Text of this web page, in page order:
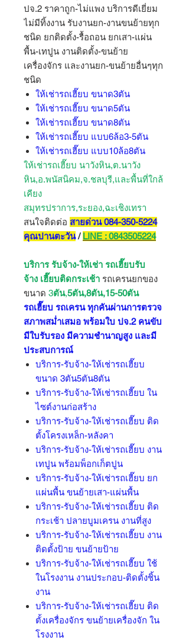
ปจ.2 ราคาถูก-ไม่แพง บริการดีเยี่ยม
ไม่มีทิ้งงาน รับงานยก-งานขนย้ายทุก
ชนิด ยกติดตั้ง-รื้อถอน ยกเสา-แผ่น
พื้น-เทปูน งานติดตั้ง-ขนย้าย
เครื่องจักร และงานยก-ขนย้ายอื่นๆทุก
ชนิด
ให้เช่ารถเฮี๊ยบ ขนาด3ตัน
ให้เช่ารถเฮี๊ยบ ขนาด5ตัน
ให้เช่ารถเฮี๊ยบ ขนาด8ตัน
ให้เช่ารถเฮี๊ยบ แบบ6ล้อ3-5ตัน
ให้เช่ารถเฮี๊ยบ แบบ10ล้อ8ตัน
ให้เช่ารถเฮี๊ยบ นาวังหิน,ต.นาวัง
หิน,อ.พนัสนิคม,จ.ชลบุรี,และพื้นที่ใกล้
เคียง
สมุทรปราการ,ระยอง,ฉะเชิงเทรา
สนใจติดต่อ สายด่วน 084-350-5224
คุณปานตะวัน/ LINE : 0843505224
บริการ รับจ้าง-ให้เช่า รถเฮี๊ยบรับ
จ้าง เฮี๊ยบติดกระเช้า รถเครนยกของ
ขนาด 3ตัน,5ตัน,8ตัน,15-50ตัน
รถเฮี๊ยบ รถเครน ทุกคันผ่านการตรวจ
สภาพสม่ำเสมอ พร้อมใบ ปจ.2 คนขับ
มีใบรับรอง มีความชำนาญสูง และมี
ประสบการณ์
บริการ-รับจ้าง-ให้เช่ารถเฮี๊ยบ
ขนาด 3ตัน5ตัน8ตัน
บริการ-รับจ้าง-ให้เช่ารถเฮี๊ยบ ใน
ไซต์งานก่อสร้าง
บริการ-รับจ้าง-ให้เช่ารถเฮี๊ยบ ติด
ตั้งโครงเหล็ก-หลังคา
บริการ-รับจ้าง-ให้เช่ารถเฮี๊ยบ งาน
เทปูน พร้อมพ็อกเก็ตปูน
บริการ-รับจ้าง-ให้เช่ารถเฮี๊ยบ ยก
แผ่นพื้น ขนย้ายเสา-แผ่นพื้น
บริการ-รับจ้าง-ให้เช่ารถเฮี๊ยบ ติด
กระเช้า ปลายบูมเครน งานที่สูง
บริการ-รับจ้าง-ให้เช่ารถเฮี๊ยบ งาน
ติดตั้งป้าย ขนย้ายป้าย
บริการ-รับจ้าง-ให้เช่ารถเฮี๊ยบ ใช้
ในโรงงาน งานประกอบ-ติดตั้งชิ้น
งาน
บริการ-รับจ้าง-ให้เช่ารถเฮี๊ยบ ติด
ตั้งเครื่องจักร ขนย้ายเครื่องจัก ใน
โรงงาน